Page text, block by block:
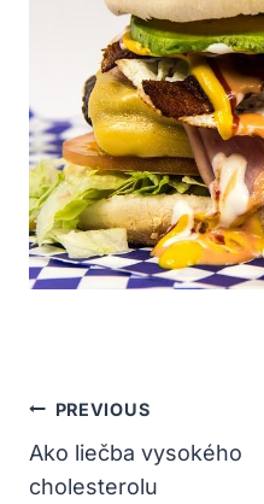
Navigácia
V
PREVIOUS
Ako liečba vysokého
cholesterolu